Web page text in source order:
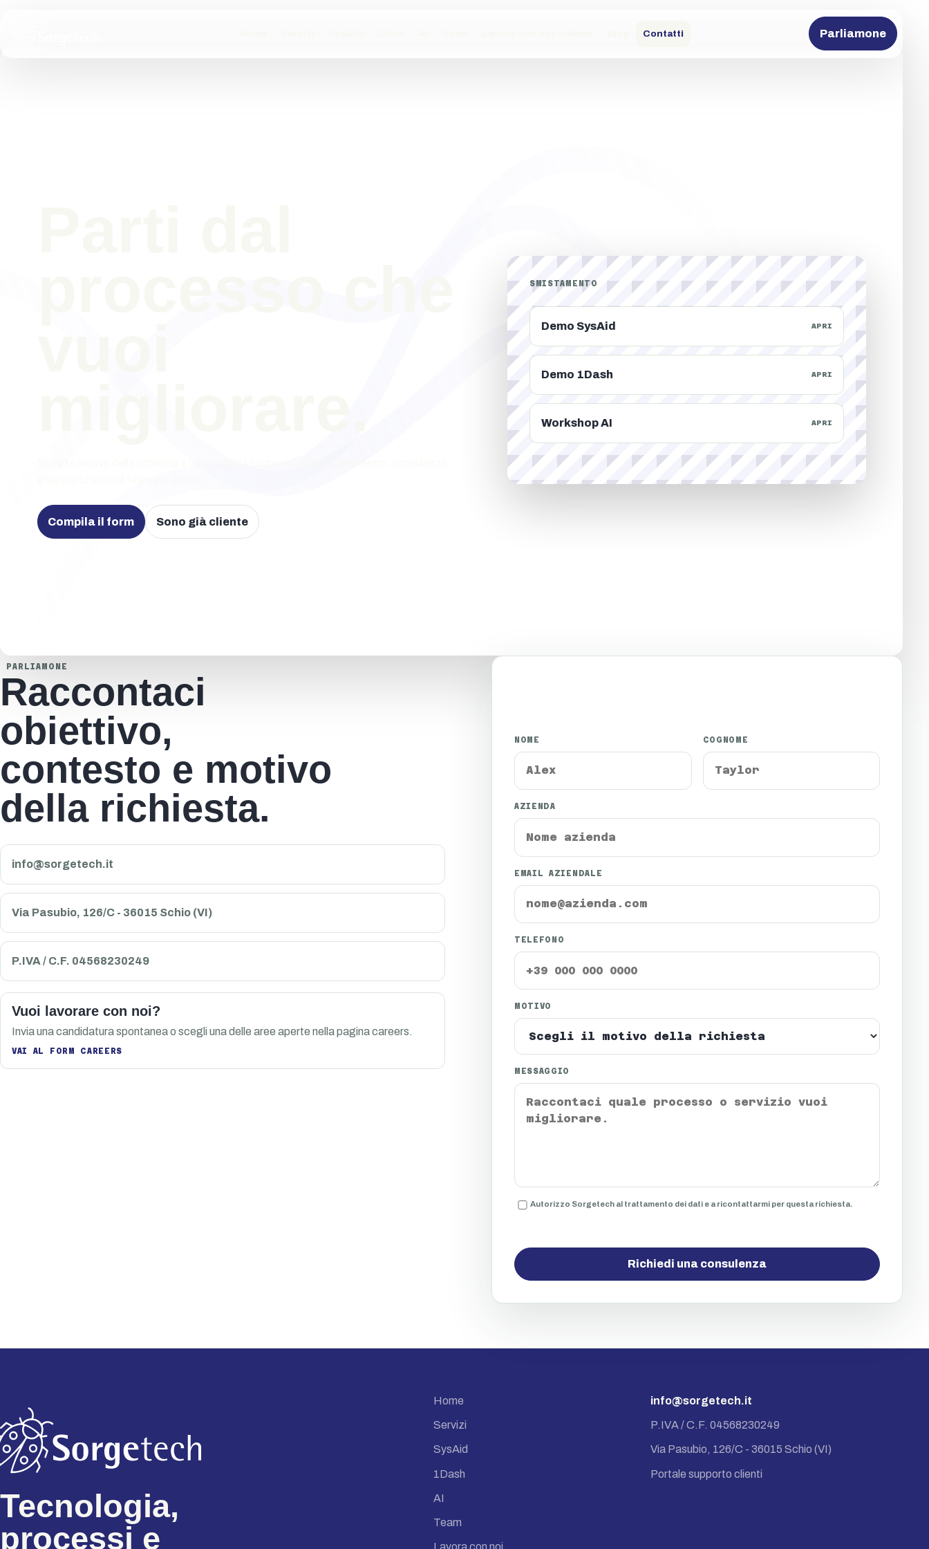
Contatti Parliamone
Compila il form Sono già cliente
SMISTAMENTO
Demo SysAid
Demo 1Dash
Workshop AI
PARLIAMONE
Raccontaci
obiettivo,
contesto e motivo
della richiesta.
info@sorgetech.it
Via Pasubio, 126/C - 36015 Schio (VI)
P.IVA / C.F. 04568230249
Vuoi lavorare con noi?
Invia una candidatura spontanea o scegli una delle aree aperte nella pagina careers.
VAI AL FORM CAREERS
NOME COGNOME
AZIENDA
EMAIL AZIENDALE
TELEFONO
MOTIVO
MESSAGGIO
Autorizzo Sorgetech al trattamento dei dati e a ricontattarmi per questa richiesta.
Richiedi una consulenza
Tecnologia,
processi e
Home
Servizi
SysAid
1Dash
AI
Team
info@sorgetech.it
P.IVA / C.F. 04568230249
Via Pasubio, 126/C - 36015 Schio (VI)
Portale supporto clienti